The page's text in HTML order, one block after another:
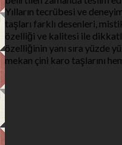
Yılların tecrübesi ve
taşları farklı desenleri,
özelliği ve kalitesi ile
özelliğinin yanı sıra yüzde
mekan çini karo taşlarını